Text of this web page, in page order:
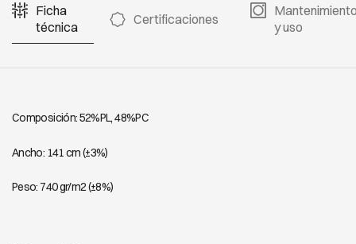
Ficha
técnica
Certificaciones
y uso
Composición: 52%PL, 48%PC
Ancho: 141 cm (±3%)
Peso: 740 gr/m2 (±8%)